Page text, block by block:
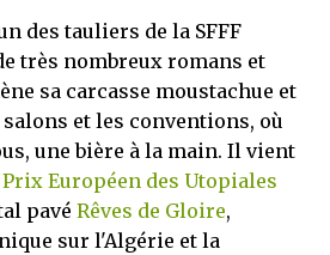
des tauliers de la SFFF
très nombreux romans et
sa carcasse moustachue et
et les conventions, où
une bière à la main. Il vient
Européen des Utopiales
pavé Rêves de Gloire,
sur l'Algérie et la